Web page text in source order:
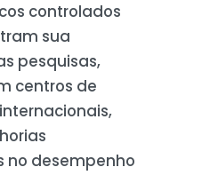
controlados
sua
pesquisas,
centros de
no desempenho